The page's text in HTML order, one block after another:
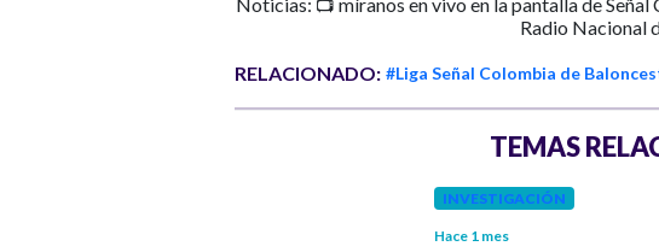
Radio Nacional
RELACIONADO: #Liga Señal Colombia de
TEMAS
INVESTIGACIÓN
Hace 1 mes